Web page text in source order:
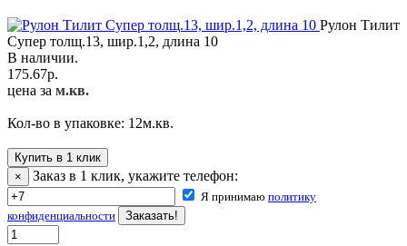
Рулон Тилит
Супер толщ.13, шир.1,2, длина 10
В наличии.
175.67р.
цена за м.кв.
Кол-во в упаковке: 12м.кв.
Купить в 1 клик
×
Заказ в 1 клик, укажите телефон:
Я принимаю политику
конфиденциальности